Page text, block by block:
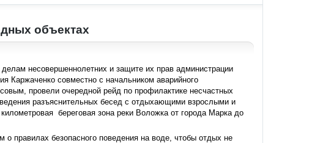
объектах
несовершеннолетних и защите их прав администрации
Каржаченко совместно с начальником аварийного
провели очередной рейд по профилактике несчастных
разъяснительных бесед с отдыхающими взрослыми и
береговая зона реки Воложка от города Марка до
правилах безопасного поведения на воде, чтобы отдых не